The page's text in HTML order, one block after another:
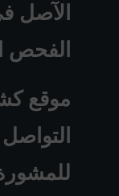
الآصل
الفحص
موقع